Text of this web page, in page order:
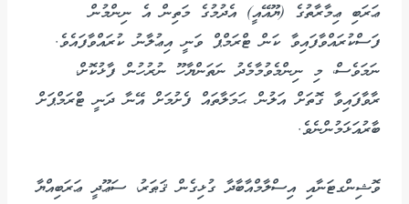
ޢަރަބި ޢިމާރާތުގެ (ޔޫއޭއީ) އެދުމުގެ މަތިން އެ ނިންމުން
ފަސްކުރައްވާފައިވާ ކަން ޓްރަމްޕް ވަނީ އިޢުލާނު ކުރައްވާފައެވެ.
ނަމަވެސް، މި ނިންމެވުމާމެދު ނަތަންޔާހޫ ނުރުހުން ފާޅުކޮށް،
ރާވާފައިވާ ގޮތަށް އަލުން ޙަމަލާތައް ފެށުމަށް އޭނާ ދަނީ ޓްރަމްޕަށް
ބާރުއަޅަމުންނެވެ.
ވޮޝިންގޓަނާއި އިސްލާމްއާބާދާ ގުޅިގެން ޤަޠަރު، ސަޢޫދީ ޢަރަބިއްޔާ